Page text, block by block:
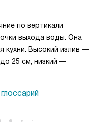
по вертикали
выхода воды. Она
кухни. Высокий излив —
25 см, низкий —